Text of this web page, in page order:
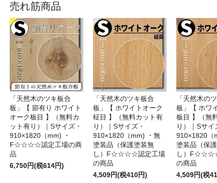
売れ筋商品
「天然木のツキ板合
板」【 節有り ホワイト
オーク板目 】（無料カ
ット有り）｜Sサイズ・
910×1820（mm) ・
F☆☆☆☆認定工場の商
品
6,750円(税614円)
「天然木のツキ板合
板」【 ホワイトオーク
柾目 】（無料カット有
り）｜Sサイズ・
910×1820（mm) ・無
塗装品（保護塗装無
し）F☆☆☆☆認定工場
の商品
4,509円(税410円)
「天然木の
板」【 ホワ
板目 】（無
り）｜Sサイ
910×1820（
塗装品（保
し）
の商品
4,509円(税